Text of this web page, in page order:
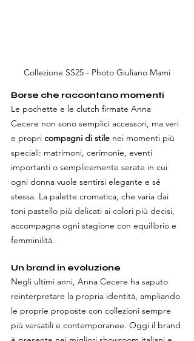
Collezione SS25 - Photo Giuliano Mami
Borse che raccontano momenti
Le pochette e le clutch firmate Anna
Cecere non sono semplici accessori, ma veri
e propri compagni di stile nei momenti più
speciali: matrimoni, cerimonie, eventi
importanti o semplicemente serate in cui
ogni donna vuole sentirsi elegante e sé
stessa. La palette cromatica, che varia dai
toni pastello più delicati ai colori più decisi,
accompagna ogni stagione con equilibrio e
femminilità.
Un brand in evoluzione
Negli ultimi anni, Anna Cecere ha saputo
reinterpretare la propria identità, ampliando
le proprie proposte con collezioni sempre
più versatili e contemporanee. Oggi il brand